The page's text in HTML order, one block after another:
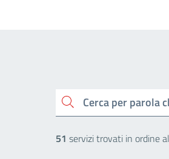
Cerca per parola chiave
51 servizi trovati in ordine